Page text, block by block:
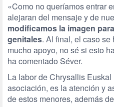
«Como no queríamos entrar
alejaran del mensaje y de
modificamos la imagen
genitales. Al final, el caso
mucho apoyo, no sé si esto
ha comentado Séver.
La labor de Chrysallis
asociación, es la atención y
de estos menores, además